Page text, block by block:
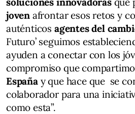
joven afrontar esos retos y
auténticos agentes del
Futuro’ seguimos
ayuden a conectar con los
compromiso que
Españay que hace que se
colaborador para una
como esta”.